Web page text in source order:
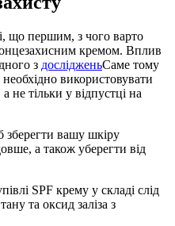
що першим, з чого варто
кремом. Вплив
з дослідженьСаме тому
використовувати
не тільки у відпустці на
зберегти вашу шкіру
а також уберегти від
SPF крему у складі слід
та оксид заліза з